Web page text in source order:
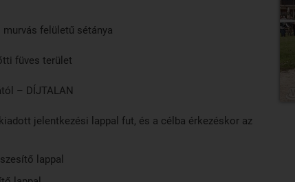
felületű sétánya
füves terület
– DÍJTALAN
jelentkezési lappal fut, és a célba érkezéskor az
lappal